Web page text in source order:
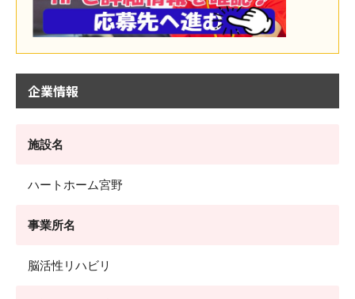
企業情報
施設名
ハートホーム宮野
事業所名
脳活性リハビリ